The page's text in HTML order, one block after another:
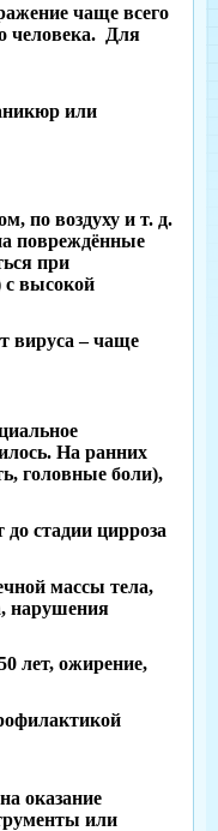
чаще всего
человека. Для
или
по воздуху и т. д.
повреждённые
при
с высокой
вируса – чаще
На ранних
головные боли),
стадии цирроза
массы тела,
нарушения
лет, ожирение,
оказание
или